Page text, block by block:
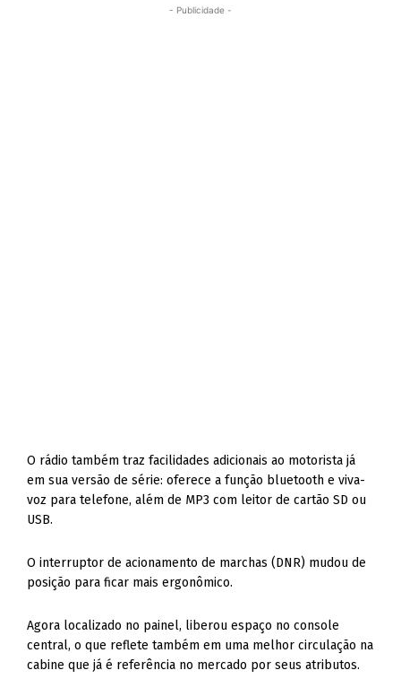
- Publicidade -
O rádio também traz facilidades adicionais ao motorista já
em sua versão de série: oferece a função bluetooth e viva-
voz para telefone, além de MP3 com leitor de cartão SD ou
USB.
O interruptor de acionamento de marchas (DNR) mudou de
posição para ficar mais ergonômico.
Agora localizado no painel, liberou espaço no console
central, o que reflete também em uma melhor circulação na
cabine que já é referência no mercado por seus atributos.